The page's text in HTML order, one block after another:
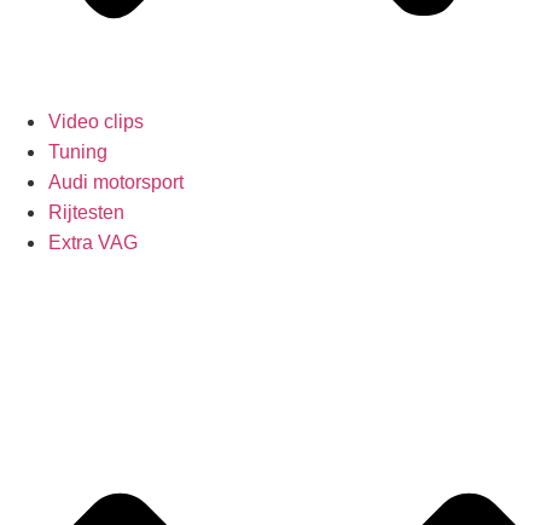
Video clips
Tuning
Audi motorsport
Rijtesten
Extra VAG